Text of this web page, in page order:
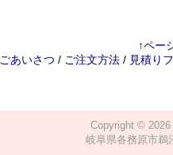
↑ペー
ごあいさつ / ご注文方法 / 見積り
Copyright © 2026
岐阜県各務原市鵜